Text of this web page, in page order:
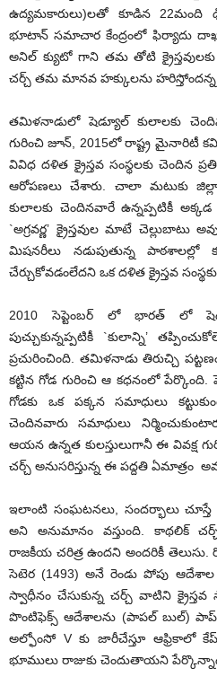
ఉద్యమకారులు)లతో కూడిన 22మంది
భూటాన్ సమాచార కేంద్రంలో ఫిర్యాదు
అనిల్ క్యుటో గాని తమ తోటి
చర్చ్ తమ మానవ హక్కులను
తమిళనాడులో షెడ్యూల్ కులాలకు
గురించి జూన్, 2015లో రాష్ట్ర మైనారిటీ
వివిధ దళిత క్రైస్తవ సంస్థలకు చెందిన
ఆరోపణలు చేశారు. చాలా మటుకు
కులాలకు చెందినవారే ఉన్నప్పటికీ
`అగ్రవర్ణ’ క్రైస్తవుల మాటే చెల్లుబాటు
మిషనరీలు నడుపుతున్న పాఠశాలల్లో
చేర్చుకోవడంలేదని ఒక దళిత క్రైస్తవ
2010 సెప్టెంబర్ లో భారత్ లో
పుచ్చుకున్నప్పటికీ `కులాన్ని’
ప్రచురించింది. తమిళనాడు తిరుచ్చి
కట్టిన గోడ గురించి ఆ కధనంలో పేర్కొంది.
గోడకు ఒక పక్కన సమాధులు
చెందినవారు సమాధులు
ఆయన ఉన్నత కులస్తులుగానీ ఈ వివక్ష
చర్చ్ అనుసరిస్తున్న ఈ పద్దతి ఏమాత్రం
ఇలాంటి సంఘటనలు, సందర్భాలు
అని అనుమానం వస్తుంది. కాథలిక్
రాజకీయ చరిత్ర ఉందని అందరికీ
సెటెర (1493) అనే రెండు పోపు
స్వాధీనం చేసుకున్న చర్చ్ వాటిని
పొంటిఫెక్స్ ఆదేశాలను (పాపల్ బుల్)
అల్ఫోంసో V కు జారీచేస్తూ ఆఫ్రికాలో
భూములు రాజుకు చెందుతాయని